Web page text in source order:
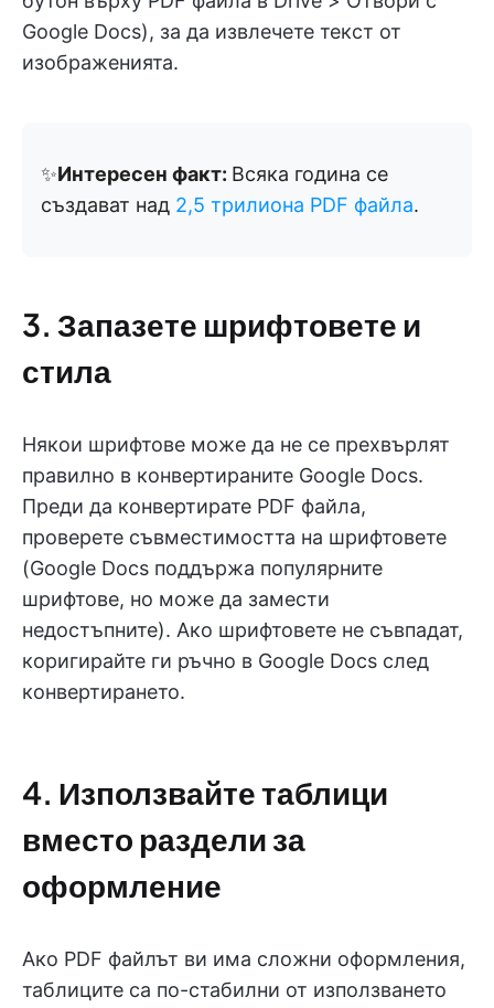
Google Docs), за да извлечете текст от
изображенията.
✨Интересен факт: Всяка година се
създават над 2,5 трилиона PDF файла.
3. Запазете шрифтовете и
стила
Някои шрифтове може да не се прехвърлят
правилно в конвертираните Google Docs.
Преди да конвертирате PDF файла,
проверете съвместимостта на шрифтовете
(Google Docs поддържа популярните
шрифтове, но може да замести
недостъпните). Ако шрифтовете не съвпадат,
коригирайте ги ръчно в Google Docs след
конвертирането.
4. Използвайте таблици
вместо раздели за
оформление
Ако PDF файлът ви има сложни оформления,
таблиците са по-стабилни от използването